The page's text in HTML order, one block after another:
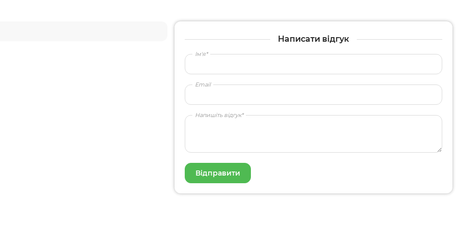
Написати відгук
Ім'я*
Email
Напишіть відгук*